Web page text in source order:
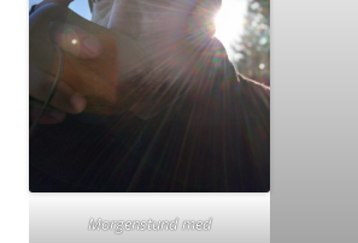
Morgenstund med